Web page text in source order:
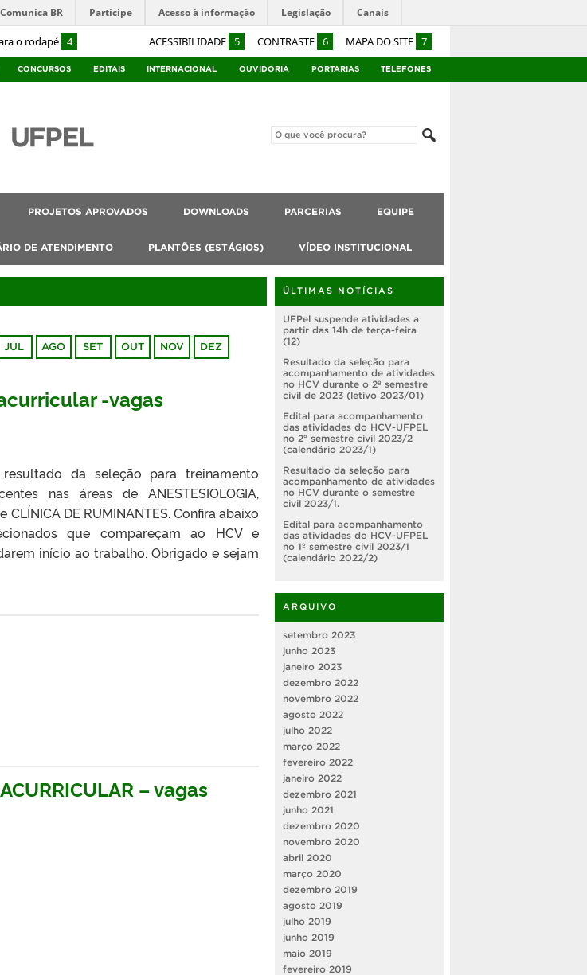
o rodapé 4 ACESSIBILIDADE 5 CONTRASTE 6 MAPA DO SITE 7
Comunica BR Participe Acesso à informação Legislação Canais
CONCURSOS EDITAIS INTERNACIONAL OUVIDORIA PORTARIAS TELEFONES
PROJETOS APROVADOS DOWNLOADS PARCERIAS EQUIPE
DE ATENDIMENTO PLANTÕES (ESTÁGIOS) VÍDEO INSTITUCIONAL
JUL AGO SET OUT NOV DEZ
-vagas
da seleção para treinamento
nas áreas de ANESTESIOLOGIA,
CLÍNICA DE RUMINANTES. Confira abaixo
que compareçam ao HCV e
início ao trabalho. Obrigado e sejam
– vagas
ÚLTIMAS NOTÍCIAS
UFPel suspende atividades a
partir das 14h de terça-feira
(12)
Resultado da seleção para
acompanhamento de atividades
no HCV durante o 2º semestre
civil de 2023 (letivo 2023/01)
Edital para acompanhamento
das atividades do HCV-UFPEL
no 2º semestre civil 2023/2
(calendário 2023/1)
Resultado da seleção para
acompanhamento de atividades
no HCV durante o semestre
civil 2023/1.
Edital para acompanhamento
das atividades do HCV-UFPEL
no 1º semestre civil 2023/1
(calendário 2022/2)
ARQUIVO
setembro 2023
junho 2023
janeiro 2023
dezembro 2022
novembro 2022
agosto 2022
julho 2022
março 2022
fevereiro 2022
janeiro 2022
dezembro 2021
junho 2021
dezembro 2020
novembro 2020
abril 2020
março 2020
dezembro 2019
agosto 2019
julho 2019
junho 2019
maio 2019
fevereiro 2019